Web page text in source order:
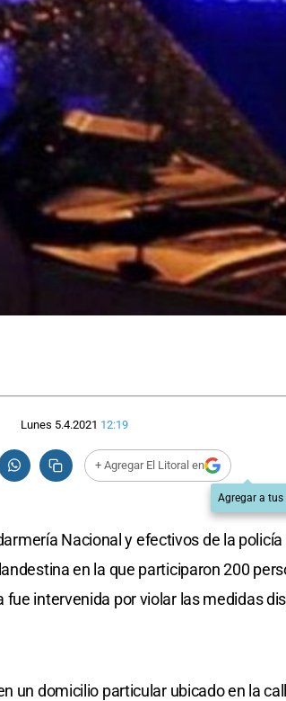
Lunes 5.4.2021 12:19
+ Agregar El Litoral en
Agregar a tus
Nacional y efectivos de la
en la que participaron 200
fue intervenida por violar las medidas
un domicilio particular ubicado en la